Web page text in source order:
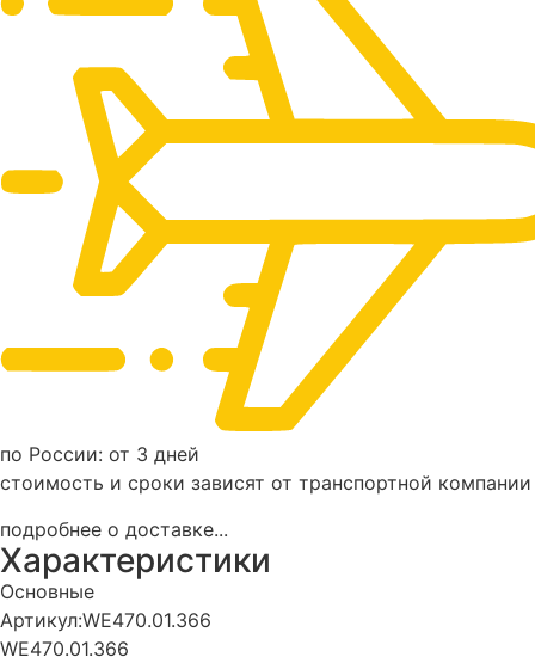
по России: от 3 дней
стоимость и сроки зависят от транспортной компании
подробнее о доставке...
Характеристики
Основные
Артикул:WE470.01.366
WE470.01.366